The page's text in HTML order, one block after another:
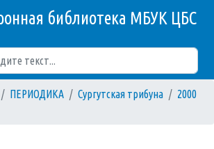
библиотека МБУК ЦБС
ПЕРИОДИКА Сургутская трибуна
2000